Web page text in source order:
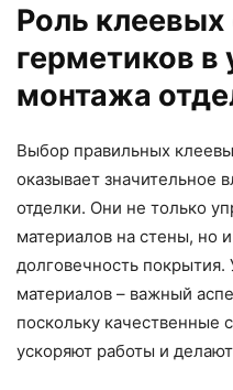
Роль клеевых
герметиков в
монтажа
Выбор правильных
оказывает значительное
отделки. Они не только
материалов на стены, но
долговечность покрытия.
материалов – важный
поскольку качественные
ускоряют работы и